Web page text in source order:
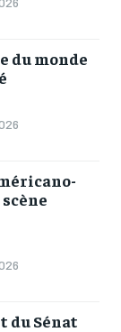
du monde
du Sénat